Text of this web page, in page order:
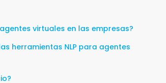
virtuales en las empresas?
herramientas NLP para agentes